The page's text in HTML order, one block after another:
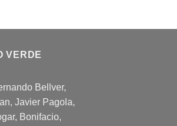
VERDE
Bellver,
Javier Pagola,
Bonifacio,